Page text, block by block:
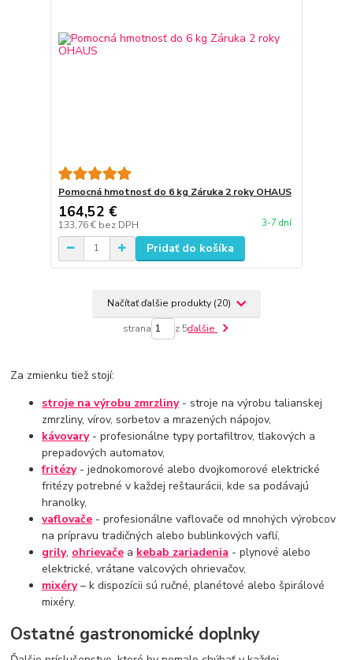
Pomocná hmotnosť do 6 kg Záruka 2 roky OHAUS
164,52 €
133,76 € bez DPH 3-7 dní
Pridať do košíka
Načítať ďalšie produkty (20)
strana z 5ďalšie
Za zmienku tiež stojí:
stroje na výrobu zmrzliny- stroje na výrobu talianskej
zmrzliny, vírov, sorbetov a mrazených nápojov,
kávovary- profesionálne typy portafiltrov, tlakových a
prepadových automatov,
fritézy- jednokomorové alebo dvojkomorové elektrické
fritézy potrebné v každej reštaurácii, kde sa podávajú
hranolky,
vaflovače - profesionálne vaflovače od mnohých výrobcov
na prípravu tradičných alebo bublinkových vaflí,
grily, ohrievače a kebab zariadenia - plynové alebo
elektrické, vrátane valcových ohrievačov,
mixéry– k dispozícii sú ručné, planétové alebo špirálové
mixéry.
Ostatné gastronomické doplnky